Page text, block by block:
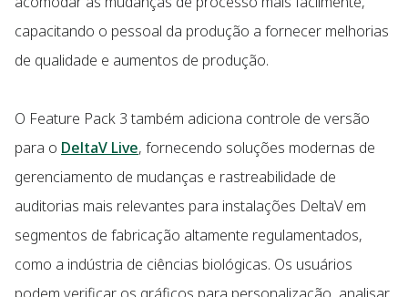
capacitando o pessoal da produção a fornecer melhorias
de qualidade e aumentos de produção.
O Feature Pack 3 também adiciona controle de versão
para o DeltaV Live, fornecendo soluções modernas de
gerenciamento de mudanças e rastreabilidade de
auditorias mais relevantes para instalações DeltaV em
segmentos de fabricação altamente regulamentados,
como a indústria de ciências biológicas. Os usuários